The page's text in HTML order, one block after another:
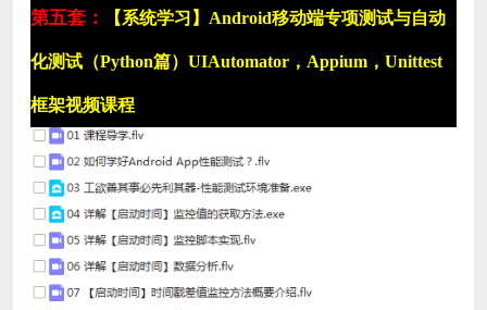
第五套： 【系统学习】Android移动端专项测试与自动
化测试（Python篇）UIAutomator，Appium，Unittest
框架视频课程